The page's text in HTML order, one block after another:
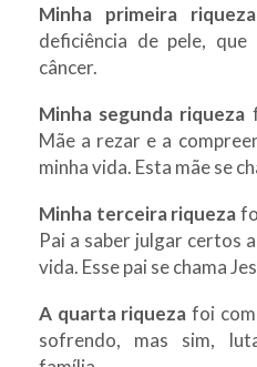
Minha primeira riqueza
deficiência de pele,
câncer.
Minha segunda riqueza
Mãe a rezar e a
minha vida. Esta mãe se
Minha terceira riqueza
Pai a saber julgar certos
vida. Esse pai se chama
A quarta riqueza foi
sofrendo, mas sim,